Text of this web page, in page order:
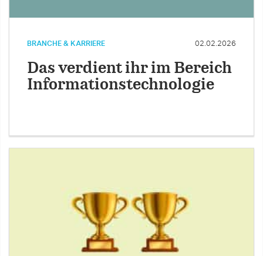
BRANCHE & KARRIERE 02.02.2026
Das verdient ihr im Bereich
Informationstechnologie